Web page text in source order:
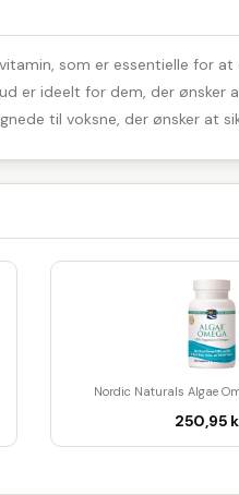
som er essentielle for
er ideelt for dem, der
til voksne, der ønsker at
Nordic Naturals Algae
250,95